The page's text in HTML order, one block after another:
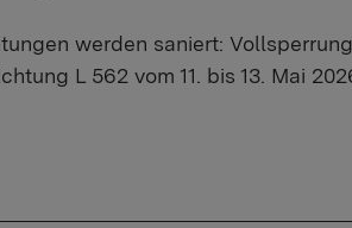
werden saniert:
L 562 vom 11. bis 13. Mai